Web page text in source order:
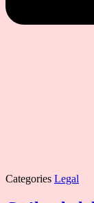
Categories Legal